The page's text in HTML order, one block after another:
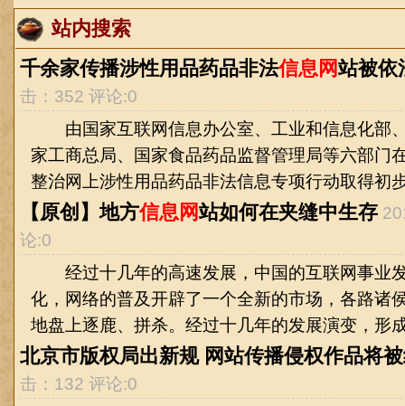
站内搜索
千余家传播涉性用品药品非法信息网站被依
击：352 评论:0
由国家互联网信息办公室、工业和信息化部
家工商总局、国家食品药品监督管理局等六部门
整治网上涉性用品药品非法信息专项行动取得初
【原创】地方信息网站如何在夹缝中生存
论:0
经过十几年的高速发展，中国的互联网事业
化，网络的普及开辟了一个全新的市场，各路诸
地盘上逐鹿、拼杀。经过十几年的发展演变，形
北京市版权局出新规 网站传播侵权作品将
击：132 评论:0